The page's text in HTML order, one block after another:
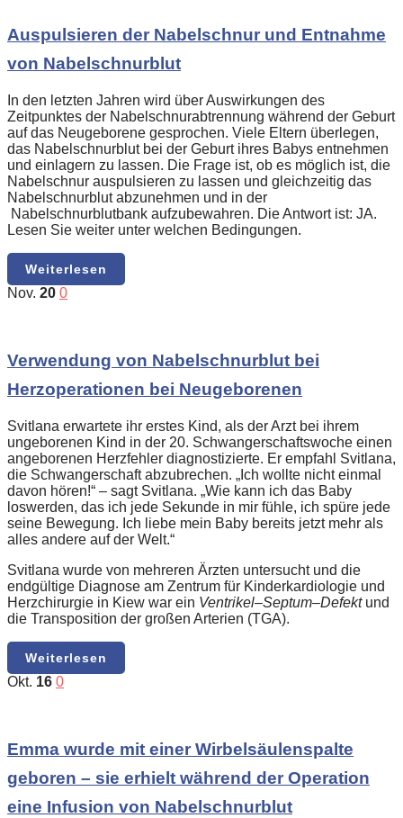
Auspulsieren der Nabelschnur und Entnahme
von Nabelschnurblut
In den letzten Jahren wird über Auswirkungen des
Zeitpunktes der Nabelschnurabtrennung während der Geburt
auf das Neugeborene gesprochen. Viele Eltern überlegen,
das Nabelschnurblut bei der Geburt ihres Babys entnehmen
und einlagern zu lassen. Die Frage ist, ob es möglich ist, die
Nabelschnur auspulsieren zu lassen und gleichzeitig das
Nabelschnurblut abzunehmen und in der
Nabelschnurblutbank aufzubewahren. Die Antwort ist: JA.
Lesen Sie weiter unter welchen Bedingungen.
Weiterlesen
Nov. 20 0
Verwendung von Nabelschnurblut bei
Herzoperationen bei Neugeborenen
Svitlana erwartete ihr erstes Kind, als der Arzt bei ihrem
ungeborenen Kind in der 20. Schwangerschaftswoche einen
angeborenen Herzfehler diagnostizierte. Er empfahl Svitlana,
die Schwangerschaft abzubrechen. „Ich wollte nicht einmal
davon hören!“ – sagt Svitlana. „Wie kann ich das Baby
loswerden, das ich jede Sekunde in mir fühle, ich spüre jede
seine Bewegung. Ich liebe mein Baby bereits jetzt mehr als
alles andere auf der Welt.“
Svitlana wurde von mehreren Ärzten untersucht und die
endgültige Diagnose am Zentrum für Kinderkardiologie und
Herzchirurgie in Kiew war ein Ventrikel–Septum–Defektund
die Transposition der großen Arterien (TGA).
Weiterlesen
Okt. 16 0
Emma wurde mit einer Wirbelsäulenspalte
geboren – sie erhielt während der Operation
eine Infusion von Nabelschnurblut